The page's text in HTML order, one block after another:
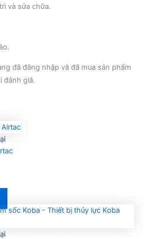
và sửa chữa.
đã đăng nhập và đã mua sản phẩm
đánh giá.